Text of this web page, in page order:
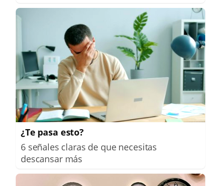
¿Te pasa esto?
6 señales claras de que necesitas
descansar más